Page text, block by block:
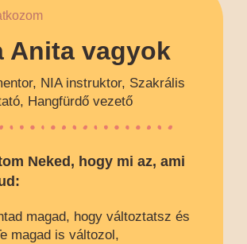
Anita vagyok
NIA instruktor, Szakrális
Hangfürdő vezető
Neked, hogy mi az, ami
magad, hogy változtatsz és
magad is változol,